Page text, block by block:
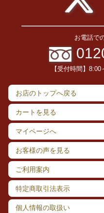
お電話で
【受付時間】8:00
お店のトップへ戻る
カートを見る
マイページへ
お客様の声を見る
ご利用案内
特定商取引法表示
個人情報の取扱い